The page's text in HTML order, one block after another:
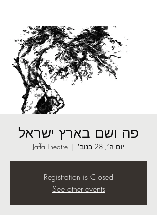
פה ושם בארץ ישראל
יום ה׳, 28 בנוב׳
  |
Jaffa Theatre
Registration is Closed
See other events